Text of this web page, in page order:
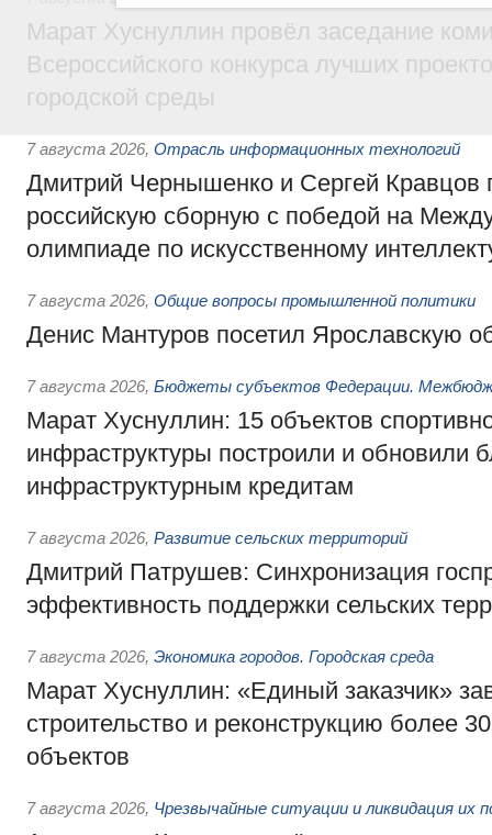
Марат Хуснуллин провёл заседание
Всероссийского конкурса лучших
городской среды
7 августа 2026, Отрасль информационных технологий
Дмитрий Чернышенко и Сергей Кравцов
российскую сборную с победой на
олимпиаде по искусственному
7 августа 2026, Общие вопросы промышленной политики
Денис Мантуров посетил Ярославскую
7 августа 2026, Бюджеты субъектов Федерации.
Марат Хуснуллин: 15 объектов
инфраструктуры построили и обновили
инфраструктурным кредитам
7 августа 2026, Развитие сельских территорий
Дмитрий Патрушев: Синхронизация
эффективность поддержки сельских
7 августа 2026, Экономика городов. Городская среда
Марат Хуснуллин: «Единый заказчик»
строительство и реконструкцию более
объектов
7 августа 2026, Чрезвычайные ситуации и ликвидация их